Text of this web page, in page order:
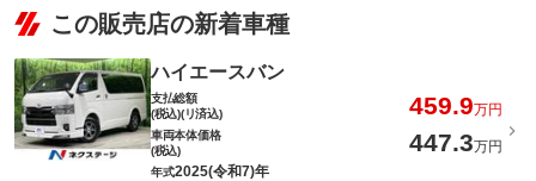
この販売店の新着車種
ハイエースバン
支払総額
(税込)(リ済込)
459.9万円
車両本体価格
(税込)
447.3万円
年式2025(令和7)年